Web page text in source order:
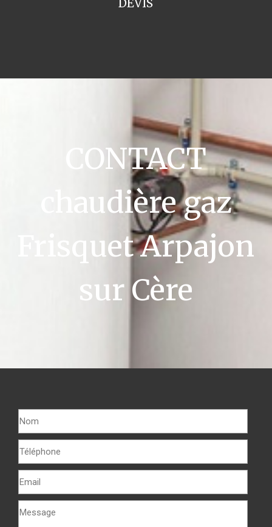
DEVIS
CONTACT
chaudière gaz
Frisquet Arpajon
sur Cère